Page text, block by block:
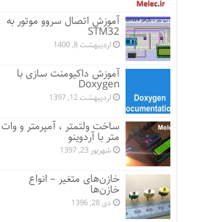
آموزش اتصال سروو موتور به
STM32
اردیبهشت 8, 1400
آموزش داکیومنت سازی با
Doxygen
اردیبهشت 12, 1397
ساخت ولتمتر ، آمپرمتر و وات
متر با آردوینو
شهریور 23, 1397
خازن‌های متغیر – انواع
خازن‌ها
دی 28, 1396